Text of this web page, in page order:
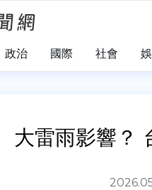
政治 國際 社會
大雷雨影響？